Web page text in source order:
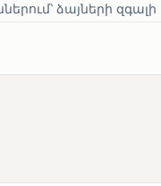
ձայների